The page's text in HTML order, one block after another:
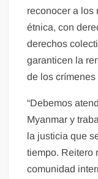
reconocer a los
étnica, con
derechos
garanticen la
de los
“Debemos
Myanmar y
la justicia que
tiempo. Reitero
comunidad